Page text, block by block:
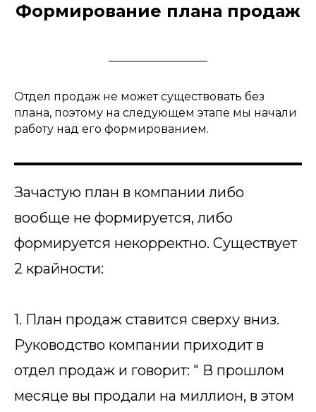
Формирование плана продаж
Отдел продаж не может существовать без
плана, поэтому на следующем этапе мы начали
работу над его формированием.
Зачастую план в компании либо
вообще не формируется, либо
формируется некорректно. Существует
2 крайности:
1. План продаж ставится сверху вниз.
Руководство компании приходит в
отдел продаж и говорит: " В прошлом
месяце вы продали на миллион, в этом